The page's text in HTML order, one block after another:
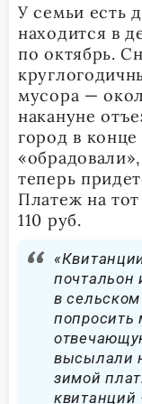
У семьи есть
находится в
по октябрь.
мусора —
накануне
город в
теперь
Платеж на
110 руб.
почтальон
в
попросить
высылали
зимой
квитанций